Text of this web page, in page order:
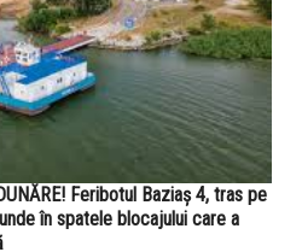
Feribotul Baziaș 4, tras pe
în spatele blocajului care a